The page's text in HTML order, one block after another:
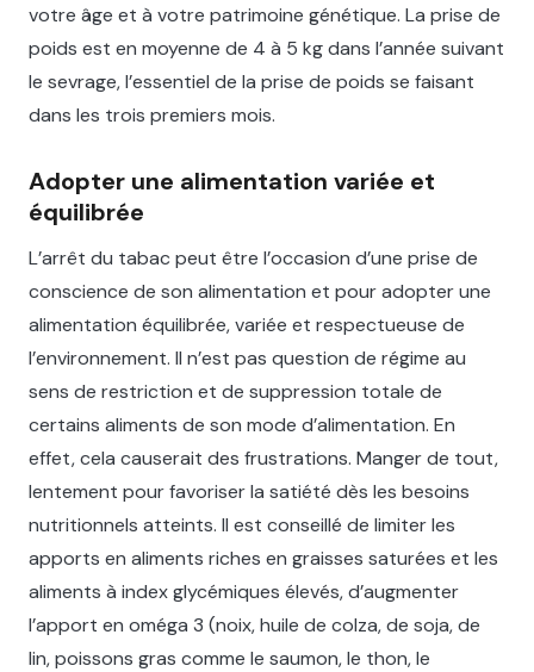
votre âge et à votre patrimoine génétique. La prise de
poids est en moyenne de 4 à 5 kg dans l’année suivant
le sevrage, l’essentiel de la prise de poids se faisant
dans les trois premiers mois.
Adopter une alimentation variée et
équilibrée
L’arrêt du tabac peut être l’occasion d’une prise de
conscience de son alimentation et pour adopter une
alimentation équilibrée, variée et respectueuse de
l’environnement. Il n’est pas question de régime au
sens de restriction et de suppression totale de
certains aliments de son mode d’alimentation. En
effet, cela causerait des frustrations. Manger de tout,
lentement pour favoriser la satiété dès les besoins
nutritionnels atteints. Il est conseillé de limiter les
apports en aliments riches en graisses saturées et les
aliments à index glycémiques élevés, d’augmenter
l’apport en oméga 3 (noix, huile de colza, de soja, de
lin, poissons gras comme le saumon, le thon, le